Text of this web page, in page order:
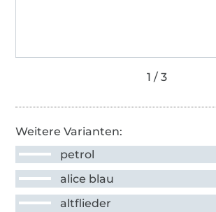
Weitere Varianten:
petrol
alice blau
altflieder